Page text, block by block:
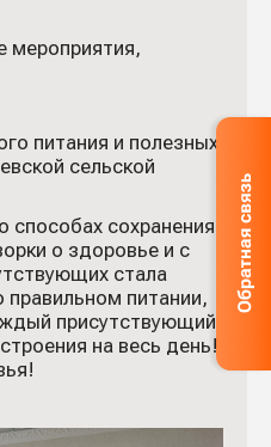
мероприятия,
питания и полезных
сельской
способах сохранения
о здоровье и с
стала
питании,
присутствующий
на весь день!